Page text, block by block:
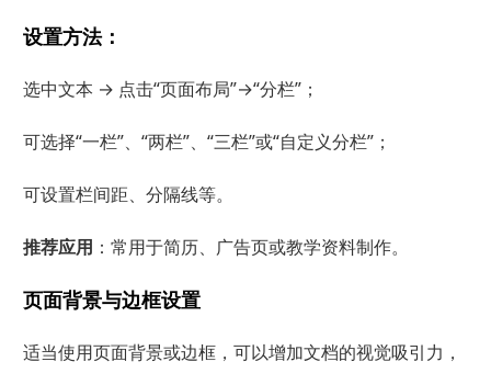
设置方法：
选中文本 → 点击“页面布局”→“分栏”；
可选择“一栏”、“两栏”、“三栏”或“自定义分栏”；
可设置栏间距、分隔线等。
推荐应用 ：常用于简历、广告页或教学资料制作。
页面背景与边框设置
适当使用页面背景或边框，可以增加文档的视觉吸引力，